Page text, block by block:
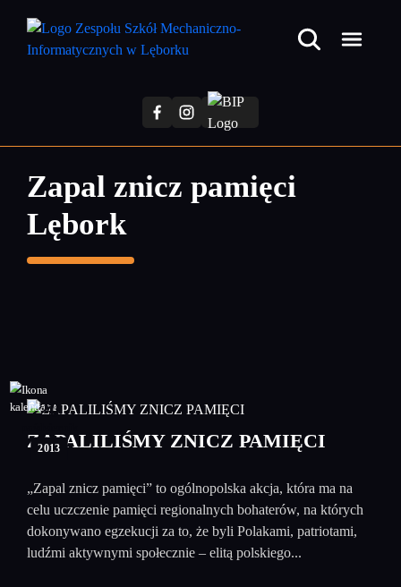
treści
Zapal znicz pamięci
Lębork
20
2013
ZAPALILIŚMY ZNICZ PAMIĘCI
„Zapal znicz pamięci” to ogólnopolska akcja, która ma na
celu uczczenie pamięci regionalnych bohaterów, na których
dokonywano egzekucji za to, że byli Polakami, patriotami,
ludźmi aktywnymi społecznie – elitą polskiego...